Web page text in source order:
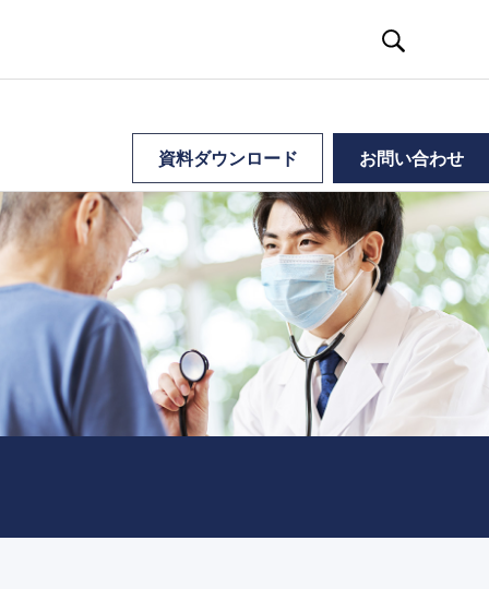
資料ダウンロード お問い合わせ